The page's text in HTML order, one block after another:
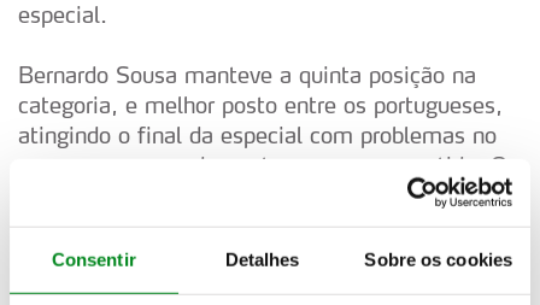
Consentir Detalhes Sobre os cookies
especial.
Bernardo Sousa manteve a quinta posição na
categoria, e melhor posto entre os portugueses,
atingindo o final da especial com problemas no
seu carro, nomeadamente um escape partido. O